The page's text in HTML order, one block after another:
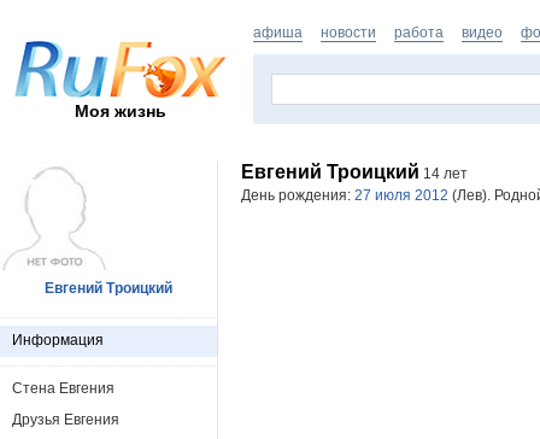
Моя жизнь
афиша новости работа видео
Евгений Троицкий 14 лет
День рождения: 27 июля 2012 (Лев).
Евгений Троицкий
Информация
Стена Евгения
Друзья Евгения